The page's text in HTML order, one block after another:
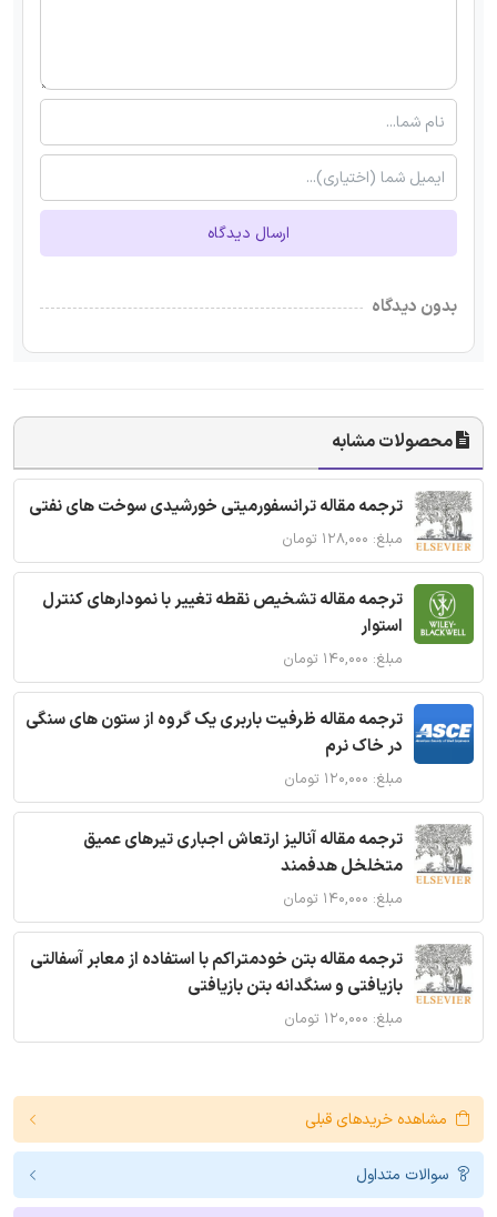
ارسال دیدگاه
بدون دیدگاه
محصولات مشابه
ترجمه مقاله ترانسفورمیتی خورشیدی سوخت های نفتی
مبلغ: ۱۲۸,۰۰۰ تومان
ترجمه مقاله تشخیص نقطه تغییر با نمودارهای کنترل
استوار
مبلغ: ۱۴۰,۰۰۰ تومان
ترجمه مقاله ظرفیت باربری یک گروه از ستون های سنگی
در خاک نرم
مبلغ: ۱۲۰,۰۰۰ تومان
ترجمه مقاله آنالیز ارتعاش اجباری تیرهای عمیق
متخلخل هدفمند
مبلغ: ۱۴۰,۰۰۰ تومان
ترجمه مقاله بتن خودمتراکم با استفاده از معابر آسفالتی
بازیافتی و سنگدانه بتن بازیافتی
مبلغ: ۱۲۰,۰۰۰ تومان
مشاهده خریدهای قبلی
سوالات متداول